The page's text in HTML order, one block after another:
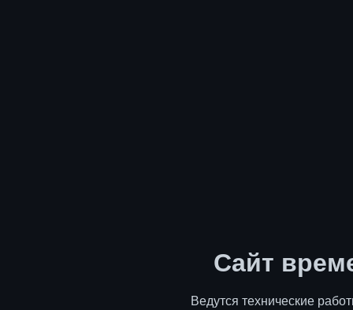
Сайт
Ведутся технические